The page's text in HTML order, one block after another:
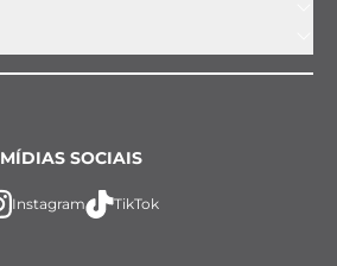
MÍDIAS SOCIAIS
Instagram TikTok